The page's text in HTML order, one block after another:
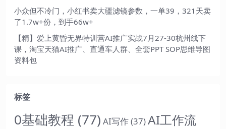
小众但不冷门，小红书卖大疆滤镜参数，一单39，321天卖
了1.7w+份，到手66w+
【精】爱上黄昏无界特训营AI推广实战7月27-30杭州线下
课，淘宝天猫AI推广、直通车人群、全套PPT SOP思维导图
资料包
标签
0基础教程 (77) AI写作(37)AI工作流